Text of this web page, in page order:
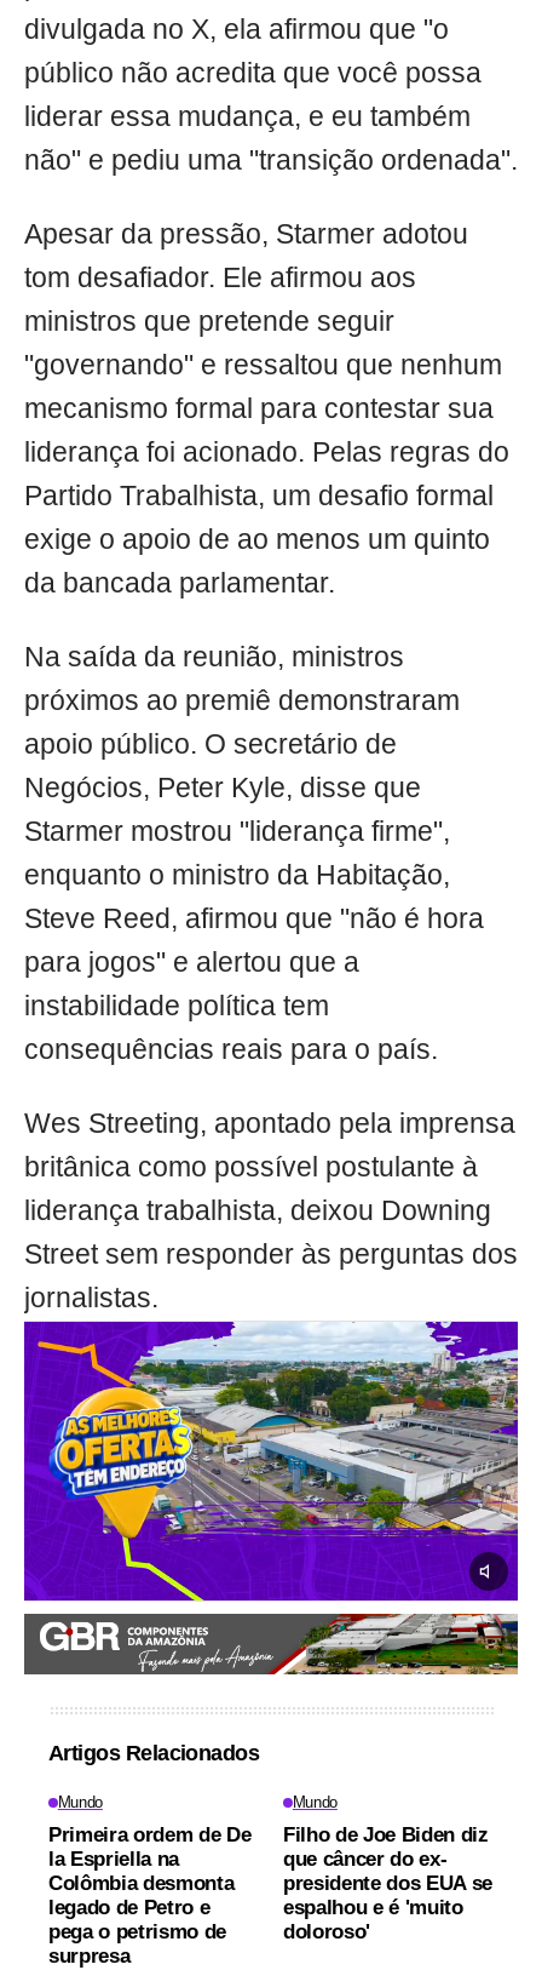
divulgada no X, ela afirmou que "o
público não acredita que você possa
liderar essa mudança, e eu também
não" e pediu uma "transição ordenada".
Apesar da pressão, Starmer adotou
tom desafiador. Ele afirmou aos
ministros que pretende seguir
"governando" e ressaltou que nenhum
mecanismo formal para contestar sua
liderança foi acionado. Pelas regras do
Partido Trabalhista, um desafio formal
exige o apoio de ao menos um quinto
da bancada parlamentar.
Na saída da reunião, ministros
próximos ao premiê demonstraram
apoio público. O secretário de
Negócios, Peter Kyle, disse que
Starmer mostrou "liderança firme",
enquanto o ministro da Habitação,
Steve Reed, afirmou que "não é hora
para jogos" e alertou que a
instabilidade política tem
consequências reais para o país.
Wes Streeting, apontado pela imprensa
britânica como possível postulante à
liderança trabalhista, deixou Downing
Street sem responder às perguntas dos
jornalistas.
Artigos Relacionados
Mundo
Primeira ordem de De
la Espriella na
Colômbia desmonta
legado de Petro e
pega o petrismo de
surpresa
Mundo
Filho de Joe Biden diz
que câncer do ex-
presidente dos EUA se
espalhou e é 'muito
doloroso'